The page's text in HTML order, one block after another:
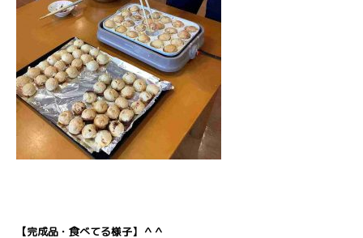
【完成品・食べてる様子】＾＾